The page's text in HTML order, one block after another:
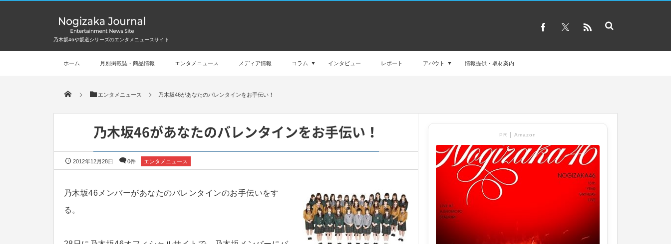
乃木坂46や坂道シリーズのエンタメニュースサイト
ホーム 月別掲載誌・商品情報 エンタメニュース メディア情報 コラム インタビュー レポート アバウト 情報提供・取材案内
エンタメニュース 乃木坂46があなたのバレンタインをお手伝い！
乃木坂46があなたのバレンタインをお手伝い！
2012年12月28日 0件 エンタメニュース
乃木坂46メンバーがあなたのバレンタインのお手伝いをす
る。
PR │ Amazon